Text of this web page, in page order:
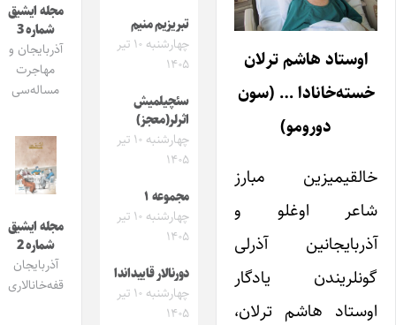
اوستاد هاشم ترلان
خسته‌خانادا … (سون
دورومو)
خالقیمیزین مبارز
شاعر اوغلو و
آذربایجانین آذرلی
گونلریندن یادگار
اوستاد هاشم ترلان،
تبریزیم منیم
چهارشنبه ۱۰ تیر
۱۴۰۵
سئچیلمیش
اثرلر(معجز)
چهارشنبه ۱۰ تیر
۱۴۰۵
مجموعه ۱
چهارشنبه ۱۰ تیر
۱۴۰۵
دورنالار قاییداندا
چهارشنبه ۱۰ تیر
۱۴۰۵
مجله ایشیق
شماره 3
آذربایجان و
مهاجرت
مساله‌سی
مجله ایشیق
شماره 2
آذربایجان
قفه‌خانالاری